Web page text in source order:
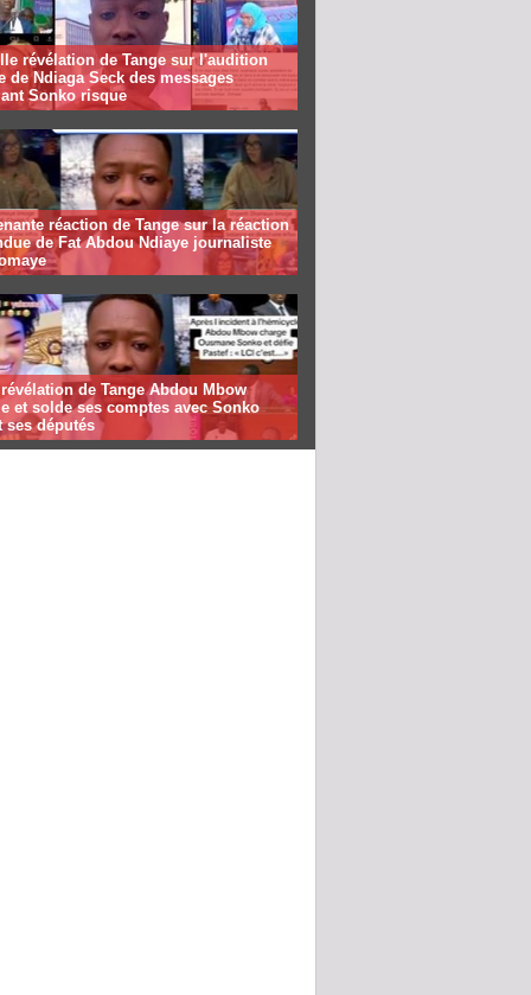
révélation de Tange sur l'audition
de Ndiaga Seck des messages
Sonko risque
réaction de Tange sur la réaction
de Fat Abdou Ndiaye journaliste
de Tange Abdou Mbow
et solde ses comptes avec Sonko
ses députés